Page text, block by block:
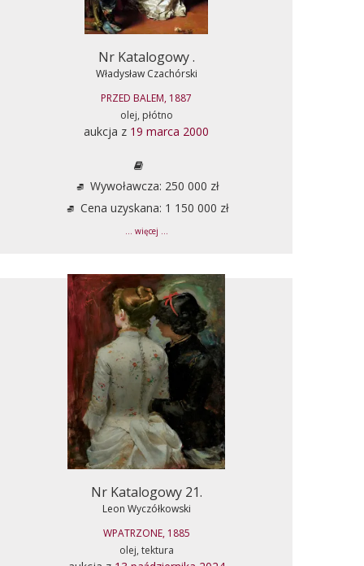
Nr Katalogowy .
Władysław Czachórski
PRZED BALEM, 1887
olej, płótno
aukcja z 19 marca 2000
Wywoławcza: 250 000 zł
Cena uzyskana: 1 150 000 zł
... więcej ...
Nr Katalogowy 21.
Leon Wyczółkowski
WPATRZONE, 1885
olej, tektura